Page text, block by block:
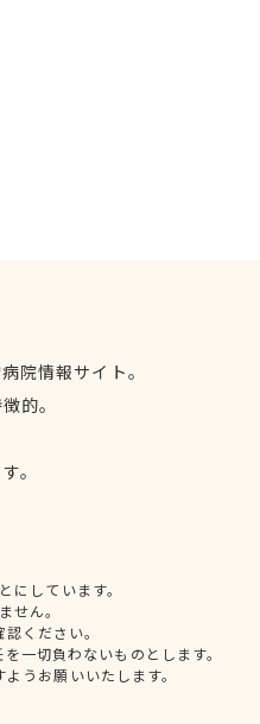
院情報サイト。
的。
。
しています。
せん。
ください。
一切負わないものとします。
うお願いいたします。